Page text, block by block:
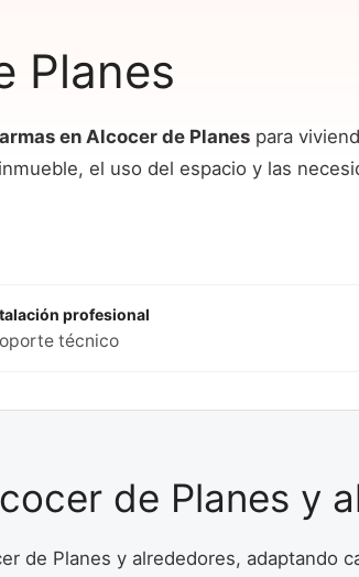
Planes
en Alcocer de Planes para
el uso del espacio y las
profesional
técnico
de Planes y
de Planes y alrededores, adaptando